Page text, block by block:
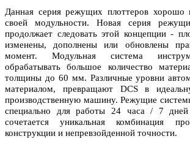
Данная серия режущих плоттеров хорошо
своей модульности. Новая серия
продолжает следовать этой концепции -
изменены, дополнены или обновлены
момент. Модульная система
обрабатывать большое количество
толщины до 60 мм. Различные уровни
материалом, превращают DCS в
производственную машину. Режущие
специально для работы 24 часа / 7
сочетается уникальная комбинация
конструкции и непревзойденной точности.